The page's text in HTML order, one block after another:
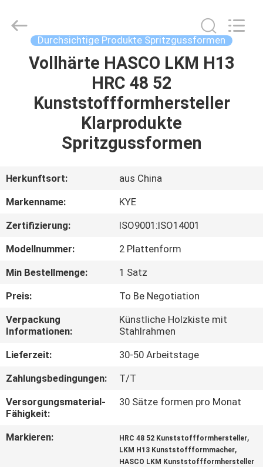
HAUS
PRODUKTE
FABRIK-
QUALITÄTSKONTROLLE
TRETEN
SIE
MIT
UNS
IN
VERBINDUNG
Reserved.
Developed
Durchsichtige Produkte Spritzgussformen
Vollhärte HASCO LKM H13
HRC 48 52
Kunststoffformhersteller
Klarprodukte
Spritzgussformen
Herkunftsort:
aus China
Markenname:
KYE
Zertifizierung:
ISO9001:ISO14001
Modellnummer:
2 Plattenform
Min Bestellmenge:
1 Satz
Preis:
To Be Negotiation
Verpackung
Informationen:
Künstliche Holzkiste mit
Stahlrahmen
Lieferzeit:
30-50 Arbeitstage
Zahlungsbedingungen:
T/T
Versorgungsmaterial-
Fähigkeit:
30 Sätze formen pro Monat
Markieren: HRC 48 52 Kunststoffformhersteller,
LKM H13 Kunststoffformmacher,
HASCO LKM Kunststoffformhersteller